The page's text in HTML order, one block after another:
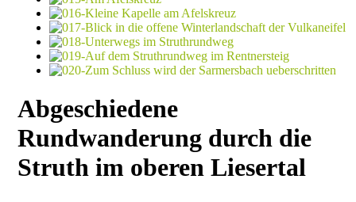
Abgeschiedene
Rundwanderung durch die
Struth im oberen Liesertal